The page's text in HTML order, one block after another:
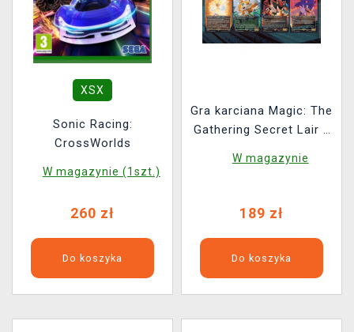
XSX
Sonic Racing:
CrossWorlds
W magazynie (1szt.)
260 zł
Do koszyka
Gra karciana Magic: The
Gathering Secret Lair x
W magazynie
189 zł
Do koszyka